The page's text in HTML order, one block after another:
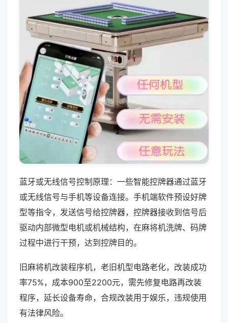
蓝牙或无线信号控制原理：一些智能控牌器通过蓝牙
或无线信号与手机等设备连接。手机端软件预设好牌
型等指令，发送信号给控牌器，控牌器接收到信号后
驱动内部微型电机或机械结构，在麻将机洗牌、码牌
过程中进行干预，达到控牌目的。
旧麻将机改装程序机，老旧机型电路老化，改装成功
率75%，成本900至2200元，需先修复电路再改装
程序，延长设备寿命，合规改装用于娱乐，违规使用
有法律风险。